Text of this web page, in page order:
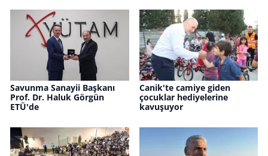
Savunma Sanayii Başkanı
Prof. Dr. Haluk Görgün
ETÜ'de
Canik'te camiye giden
çocuklar hediyelerine
kavuşuyor